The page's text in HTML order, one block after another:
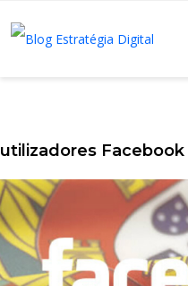
utilizadores Facebook